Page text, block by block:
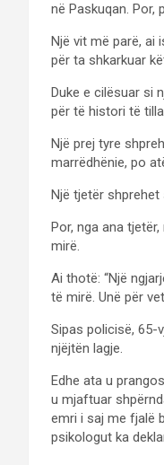
në Paskuqan. Por,
Një vit më parë, ai
për ta shkarkuar
Duke e cilësuar si
për të histori të
Një prej tyre
marrëdhënie, po
Një tjetër
Por, nga ana
mirë.
Ai thotë: “Një
të mirë. Unë për
Sipas policisë, 65-
njëjtën lagje.
Edhe ata u
u mjaftuar
emri i saj me fjalë
psikologut ka